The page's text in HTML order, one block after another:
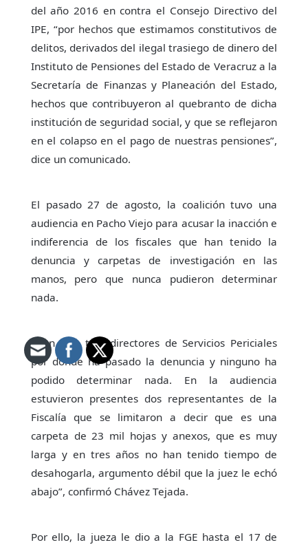
del año 2016 en contra el Consejo Directivo del
IPE, “por hechos que estimamos constitutivos de
delitos, derivados del ilegal trasiego de dinero del
Instituto de Pensiones del Estado de Veracruz a la
Secretaría de Finanzas y Planeación del Estado,
hechos que contribuyeron al quebranto de dicha
institución de seguridad social, y que se reflejaron
en el colapso en el pago de nuestras pensiones”,
dice un comunicado.
El pasado 27 de agosto, la coalición tuvo una
audiencia en Pacho Viejo para acusar la inacción e
indiferencia de los fiscales que han tenido la
denuncia y carpetas de investigación en las
manos, pero que nunca pudieron determinar
nada.
“Han sido tres directores de Servicios Periciales
por donde ha pasado la denuncia y ninguno ha
podido determinar nada. En la audiencia
estuvieron presentes dos representantes de la
Fiscalía que se limitaron a decir que es una
carpeta de 23 mil hojas y anexos, que es muy
larga y en tres años no han tenido tiempo de
desahogarla, argumento débil que la juez le echó
abajo”, confirmó Chávez Tejada.
Por ello, la jueza le dio a la FGE hasta el 17 de